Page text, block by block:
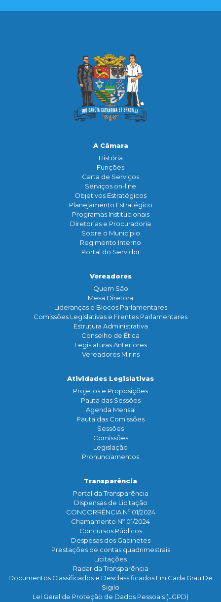
A Câmara
História
Funçōes
Carta de Serviços
Serviços on-line
Objetivos Estratégicos
Planejamento Estratégico
Programas Institucionais
Diretorias e Procuradoria
Sobre o Município
Regimento Interno
Portal do Servidor
Vereadores
Quem São
Mesa Diretora
Lideranças e Blocos Parlamentares
Comissões Legislativas e Frentes Parlamentares
Estrutura Administrativa
Conselho de Ética
Legislaturas Anteriores
Vereadores Mirins
Atividades Legislativas
Projetos e Proposições
Pauta das Sessões
Agenda Mensal
Pauta das Comissões
Sessões
Comissões
Legislação
Pronunciamentos
Transparência
Portal da Transparência
Dispensas de Licitação
CONCORRÊNCIA Nº 01/2024
Chamamento Nº 01/2024
Concursos Públicos
Despesas dos Gabinetes
Prestações de contas quadrimestrais
Licitações
Radar da Transparência
Documentos Classificados e Desclassificados Em Cada Grau De
Sigilo
Lei Geral de Proteção de Dados Pessoais (LGPD)